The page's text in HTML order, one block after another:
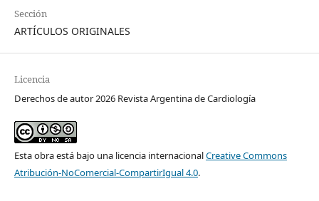
Sección
ARTÍCULOS ORIGINALES
Licencia
Derechos de autor 2026 Revista Argentina de Cardiología
Esta obra está bajo una licencia internacionalCreative Commons
Atribución-NoComercial-CompartirIgual 4.0.